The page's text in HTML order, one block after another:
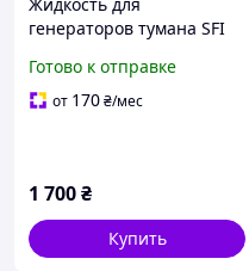
генераторов тумана SFI
Готово к отправке
от 170₴/мес
1 700₴
Купить